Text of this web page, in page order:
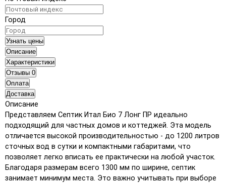
Город
Узнать цены
Описание
Характеристики
Отзывы 0
Оплата
Доставка
Описание
Представляем Септик Итал Био 7 Лонг ПР идеально
подходящий для частных домов и коттеджей. Эта модель
отличается высокой производительностью - до 1200 литров
сточных вод в сутки и компактными габаритами, что
позволяет легко вписать ее практически на любой участок.
Благодаря размерам всего 1300 мм по ширине, септик
занимает минимум места. Это важно учитывать при выборе